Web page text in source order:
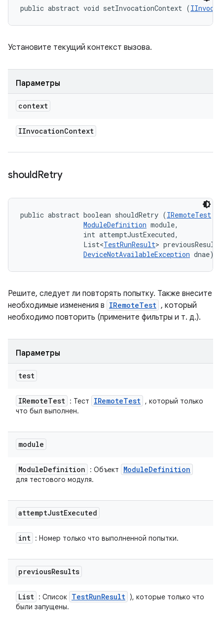
public abstract void setInvocationContext (
Установите текущий контекст вызова.
Параметры
context
IInvocationContext
shouldRetry
public abstract boolean shouldRetry (IRemoteTest
ModuleDefinition module,
                int attemptJustExecuted,
                List<
TestRunResult>
DeviceNotAvailableException dnae)
Решите, следует ли повторять попытку. Также внесите
необходимые изменения в IRemoteTest , который
необходимо повторить (примените фильтры и т. д.).
Параметры
test
IRemoteTest : Тест IRemoteTest , который только
что был выполнен.
module
ModuleDefinition : Объект ModuleDefinition
для тестового модуля.
attemptJustExecuted
int : Номер только что выполненной попытки.
previousResults
List : Список TestRunResult ), которые только что
были запущены.